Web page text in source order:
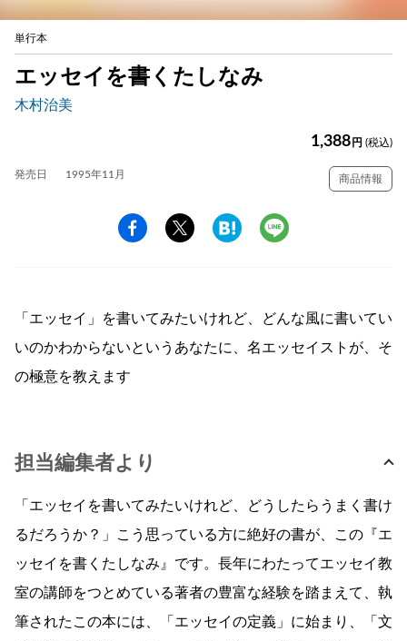
単行本
エッセイを書くたしなみ
木村治美
1,388 円 (税込)
発売日 1995年11月 商品情報
「エッセイ」を書いてみたいけれど、どんな風に書いてい
いのかわからないというあなたに、名エッセイストが、そ
の極意を教えます
担当編集者より
「エッセイを書いてみたいけれど、どうしたらうまく書け
るだろうか？」こう思っている方に絶好の書が、この『エ
ッセイを書くたしなみ』です。長年にわたってエッセイ教
室の講師をつとめている著者の豊富な経験を踏まえて、執
筆されたこの本には、「エッセイの定義」に始まり、「文